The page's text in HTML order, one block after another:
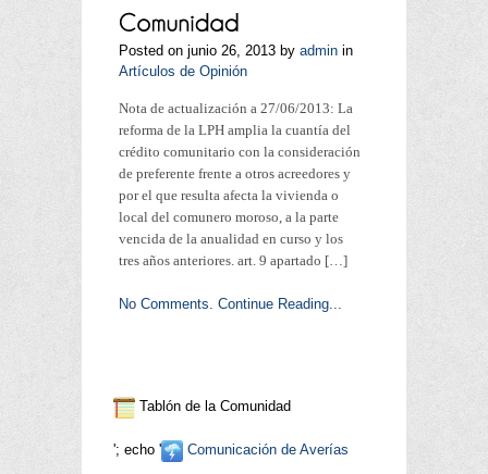
Posted on junio 26, 2013 by admin in
Artículos de Opinión
Nota de actualización a 27/06/2013: La
reforma de la LPH amplia la cuantía del
crédito comunitario con la consideración
de preferente frente a otros acreedores y
por el que resulta afecta la vivienda o
local del comunero moroso, a la parte
vencida de la anualidad en curso y los
tres años anteriores. art. 9 apartado […]
No Comments. Continue Reading...
Tablón de la Comunidad
'; echo ' Comunicación de Averías